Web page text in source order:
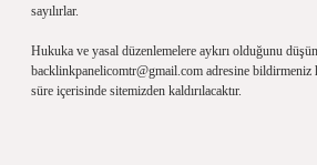
sayılırlar.
Hukuka ve yasal düzenlemelere aykırı olduğunu
backlinkpanelicomtr@gmail.com adresine
süre içerisinde sitemizden kaldırılacaktır.